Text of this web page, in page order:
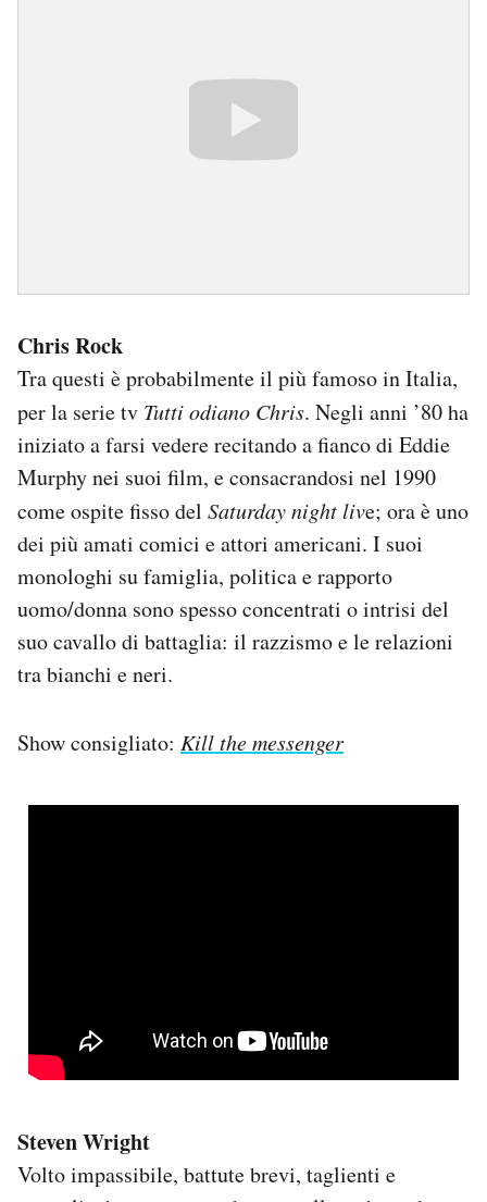
Chris Rock
Tra questi è probabilmente il più famoso in Italia,
per la serie tv Tutti odiano Chris. Negli anni ’80 ha
iniziato a farsi vedere recitando a fianco di Eddie
Murphy nei suoi film, e consacrandosi nel 1990
come ospite fisso del Saturday night live; ora è uno
dei più amati comici e attori americani. I suoi
monologhi su famiglia, politica e rapporto
uomo/donna sono spesso concentrati o intrisi del
suo cavallo di battaglia: il razzismo e le relazioni
tra bianchi e neri.
Show consigliato: Kill the messenger
Steven Wright
Volto impassibile, battute brevi, taglienti e